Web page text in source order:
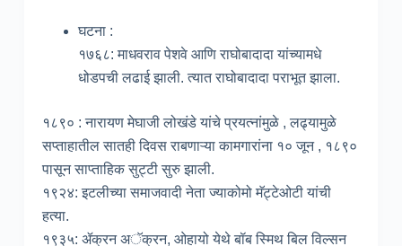
घटना :
१७६८: माधवराव पेशवे आणि राघोबादादा यांच्यामधे
धोडपची लढाई झाली. त्यात राघोबादादा पराभूत झाला.
१८९० : नारायण मेघाजी लोखंडे यांचे प्रयत्नांमुळे , लढ्यामुळे
सप्ताहातील सातही दिवस राबणाऱ्या कामगारांना १० जून , १८९०
पासून साप्ताहिक सुट्टी सुरु झाली.
१९२४: इटलीच्या समाजवादी नेता ज्याकोमो मॅट्टेओटी यांची
हत्या.
१९३५: ॲक्रन अॅक्रन, ओहायो येथे बॉब स्मिथ बिल विल्सन